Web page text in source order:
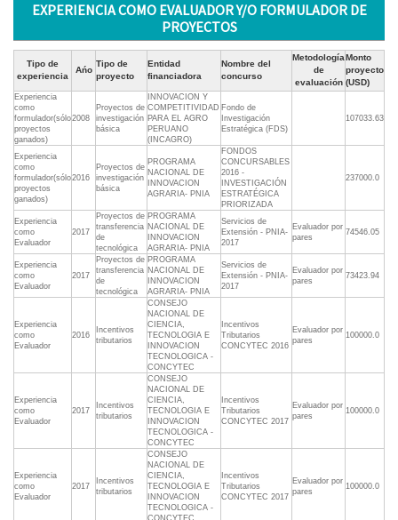
EXPERIENCIA COMO EVALUADOR Y/O FORMULADOR DE
PROYECTOS
Tipo de
experiencia
Ańo
Tipo de
proyecto
Entidad
financiadora
Nombre del
concurso
Metodología
de
evaluación
Monto
proyecto
(USD)
Experiencia
como
formulador(sólo
proyectos
ganados)
2008
Proyectos de
investigación
básica
INNOVACION Y
COMPETITIVIDAD
PARA EL AGRO
PERUANO
(INCAGRO)
Fondo de
Investigación
Estratégica (FDS)
107033.63
Experiencia
como
formulador(sólo
proyectos
ganados)
2016
Proyectos de
investigación
básica
PROGRAMA
NACIONAL DE
INNOVACION
AGRARIA- PNIA
FONDOS
CONCURSABLES
2016 -
INVESTIGACIÓN
ESTRATÉGICA
PRIORIZADA
237000.0
Experiencia
como
Evaluador
2017
Proyectos de
transferencia
de
tecnológica
PROGRAMA
NACIONAL DE
INNOVACION
AGRARIA- PNIA
Servicios de
Extensión - PNIA-
2017
Evaluador por
pares
74546.05
Experiencia
como
Evaluador
2017
Proyectos de
transferencia
de
tecnológica
PROGRAMA
NACIONAL DE
INNOVACION
AGRARIA- PNIA
Servicios de
Extensión - PNIA-
2017
Evaluador por
pares
73423.94
Experiencia
como
Evaluador
2016
Incentivos
tributarios
CONSEJO
NACIONAL DE
CIENCIA,
TECNOLOGIA E
INNOVACION
TECNOLOGICA -
CONCYTEC
Incentivos
Tributarios
CONCYTEC 2016
Evaluador por
pares
100000.0
Experiencia
como
Evaluador
2017
Incentivos
tributarios
CONSEJO
NACIONAL DE
CIENCIA,
TECNOLOGIA E
INNOVACION
TECNOLOGICA -
CONCYTEC
Incentivos
Tributarios
CONCYTEC 2017
Evaluador por
pares
100000.0
Experiencia
como
Evaluador
2017
Incentivos
tributarios
CONSEJO
NACIONAL DE
CIENCIA,
TECNOLOGIA E
INNOVACION
TECNOLOGICA -
CONCYTEC
Incentivos
Tributarios
CONCYTEC 2017
Evaluador por
pares
100000.0